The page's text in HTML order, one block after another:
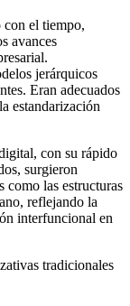
con el tiempo,
avances
jerárquicos
Eran adecuados
estandarización
con su rápido
surgieron
como las estructuras
reflejando la
interfuncional en
tradicionales